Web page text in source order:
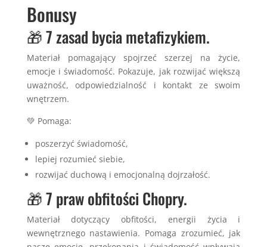
Bonusy
🎁 7 zasad bycia metafizykiem.
Materiał pomagający spojrzeć szerzej na życie,
emocje i świadomość. Pokazuje, jak rozwijać większą
uważność, odpowiedzialność i kontakt ze swoim
wnętrzem.
💚 Pomaga:
poszerzyć świadomość,
lepiej rozumieć siebie,
rozwijać duchową i emocjonalną dojrzałość.
🎁 7 praw obfitości Chopry.
Materiał dotyczący obfitości, energii życia i
wewnętrznego nastawienia. Pomaga zrozumieć, jak